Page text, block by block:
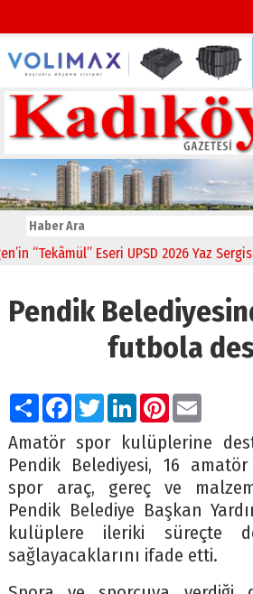
“Tekâmül” Eseri UPSD 2026 Yaz
Pendik
futbola
PaylaşFacebook
TwitterLinkedIn
Pinterest
Email
Amatör spor kulüplerine
Pendik Belediyesi, 16
spor araç, gereç ve
Pendik Belediye Başkan
kulüplere ileriki süreçte
sağlayacaklarını ifade etti.